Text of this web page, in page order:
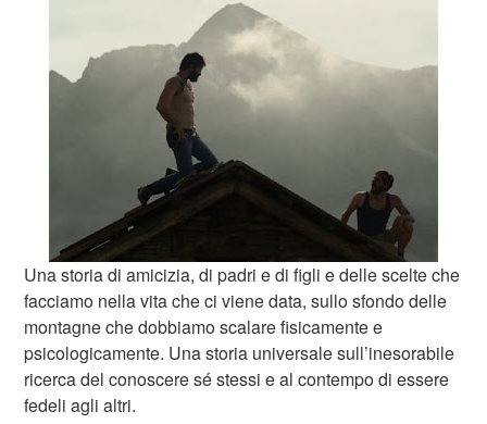
Una storia di amicizia, di padri e di figli e delle scelte che
facciamo nella vita che ci viene data, sullo sfondo delle
montagne che dobbiamo scalare fisicamente e
psicologicamente. Una storia universale sull’inesorabile
ricerca del conoscere sé stessi e al contempo di essere
fedeli agli altri.